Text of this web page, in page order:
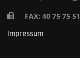
FAX: 40 75 75 51
Impressum